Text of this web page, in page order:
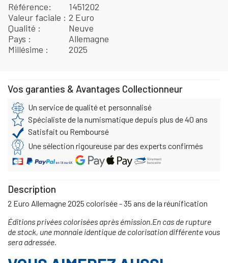
Référence
1451202
Valeur faciale
2 Euro
Qualité
Neuve
Pays
Allemagne
Millésime
2025
Vos garanties & Avantages Collectionneur
Un service de qualité et personnalisé
Spécialiste de la numismatique depuis plus de 40 ans
Satisfait ou Remboursé
Une sélection rigoureuse par des experts confirmés
Description
2 Euro Allemagne 2025 colorisée - 35 ans de la réunification
Éditions privées colorisées après émission.En cas de rupture
de stock, une monnaie identique de colorisation différente vous
sera adressée.